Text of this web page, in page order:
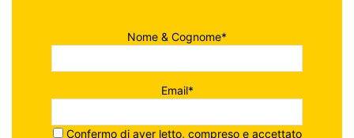
Nome & Cognome*
Email*
Confermo di aver letto, compreso e accettato